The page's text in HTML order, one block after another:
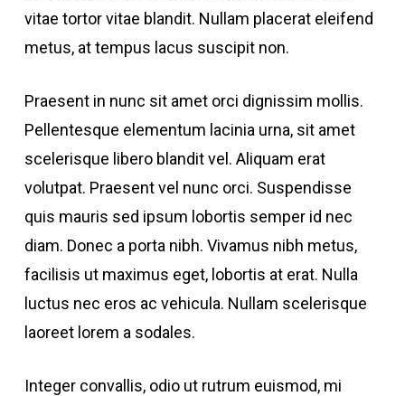
vitae tortor vitae blandit. Nullam placerat eleifend
metus, at tempus lacus suscipit non.
Praesent in nunc sit amet orci dignissim mollis.
Pellentesque elementum lacinia urna, sit amet
scelerisque libero blandit vel. Aliquam erat
volutpat. Praesent vel nunc orci. Suspendisse
quis mauris sed ipsum lobortis semper id nec
diam. Donec a porta nibh. Vivamus nibh metus,
facilisis ut maximus eget, lobortis at erat. Nulla
luctus nec eros ac vehicula. Nullam scelerisque
laoreet lorem a sodales.
Integer convallis, odio ut rutrum euismod, mi